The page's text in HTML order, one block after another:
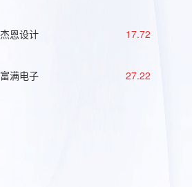
杰恩设计 17.72
富满电子 27.22